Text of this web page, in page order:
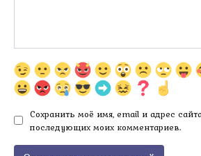
Сохранить моё имя, email и адрес
последующих моих комментариев.